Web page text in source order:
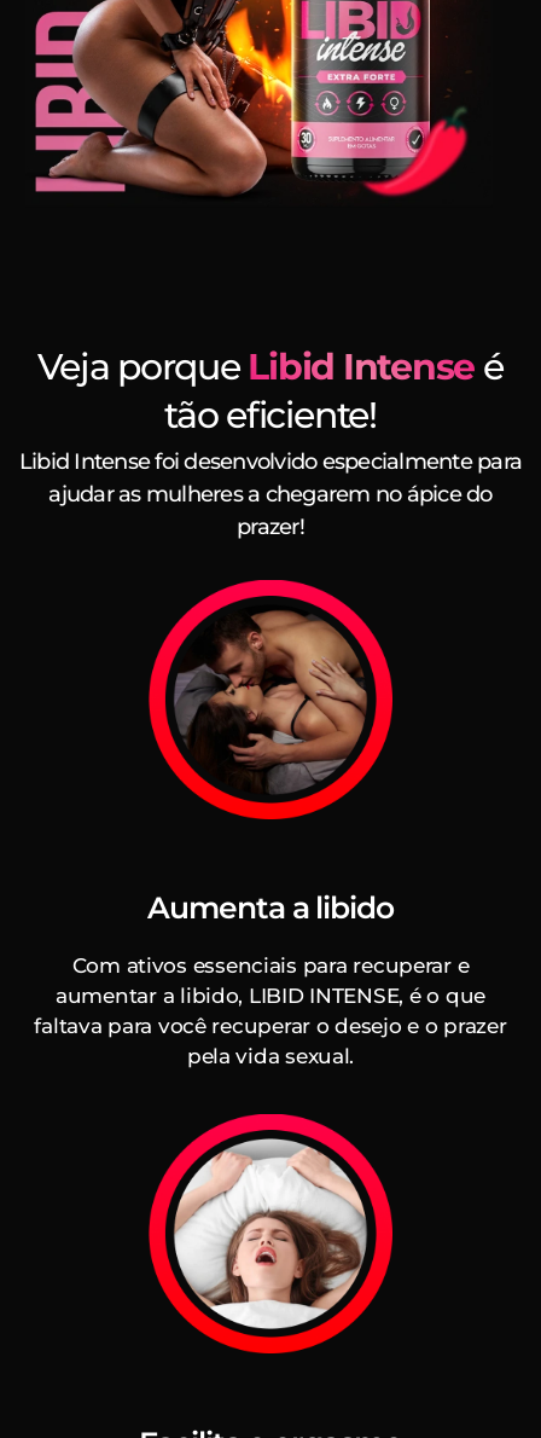
Veja porque Libid Intense é
tão eficiente!
Libid Intense foi desenvolvido especialmente para
ajudar as mulheres a chegarem no ápice do
prazer!
Aumenta a libido
Com ativos essenciais para recuperar e
aumentar a libido, LIBID INTENSE, é o que
faltava para você recuperar o desejo e o prazer
pela vida sexual.